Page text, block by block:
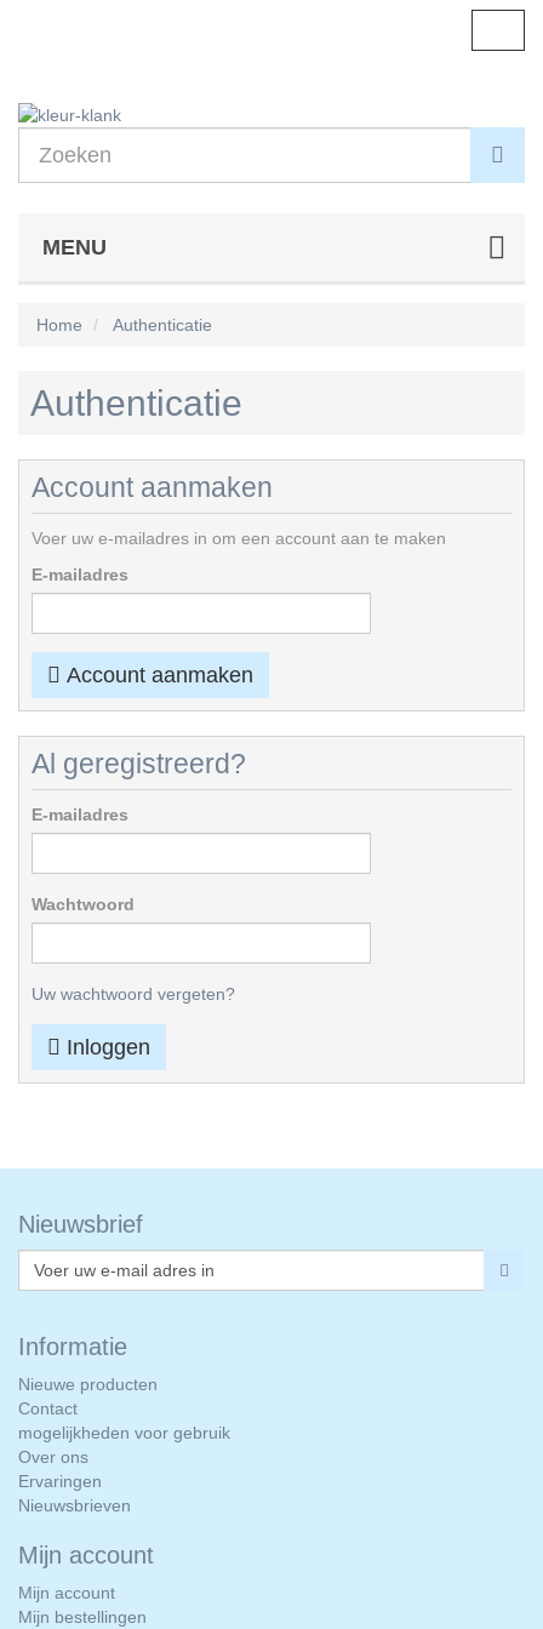
MENU
Home Authenticatie
Authenticatie
Account aanmaken
Voer uw e-mailadres in om een account aan te maken
E-mailadres
Account aanmaken
Al geregistreerd?
E-mailadres
Wachtwoord
Uw wachtwoord vergeten?
Inloggen
Nieuwsbrief
Informatie
Nieuwe producten
Contact
mogelijkheden voor gebruik
Over ons
Ervaringen
Nieuwsbrieven
Mijn account
Mijn account
Mijn bestellingen